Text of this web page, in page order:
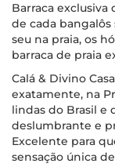
Barraca
de cada
seu na praia, os
barraca de praia
Calá & Divino
exatamente, na
lindas do Brasil e
deslumbrante e
Excelente para
sensação única